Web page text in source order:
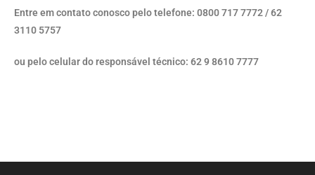
Entre em contato conosco pelo telefone: 0800 717 7772 / 62
3110 5757
ou pelo celular do responsável técnico: 62 9 8610 7777